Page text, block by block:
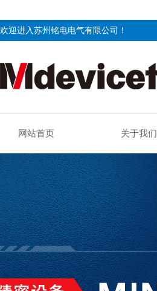
欢迎进入苏州铭电电气有限公司！
网站首页 关于我们